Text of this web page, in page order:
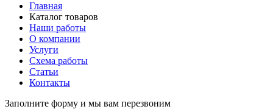
Главная
Каталог товаров
Наши работы
О компании
Услуги
Схема работы
Статьи
Контакты
Заполните форму и мы вам перезвоним